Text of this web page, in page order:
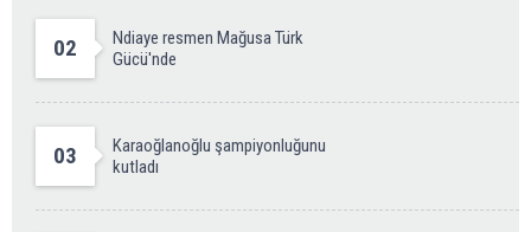
02
Ndiaye resmen Mağusa Türk
Gücü'nde
03
Karaoğlanoğlu şampiyonluğunu
kutladı